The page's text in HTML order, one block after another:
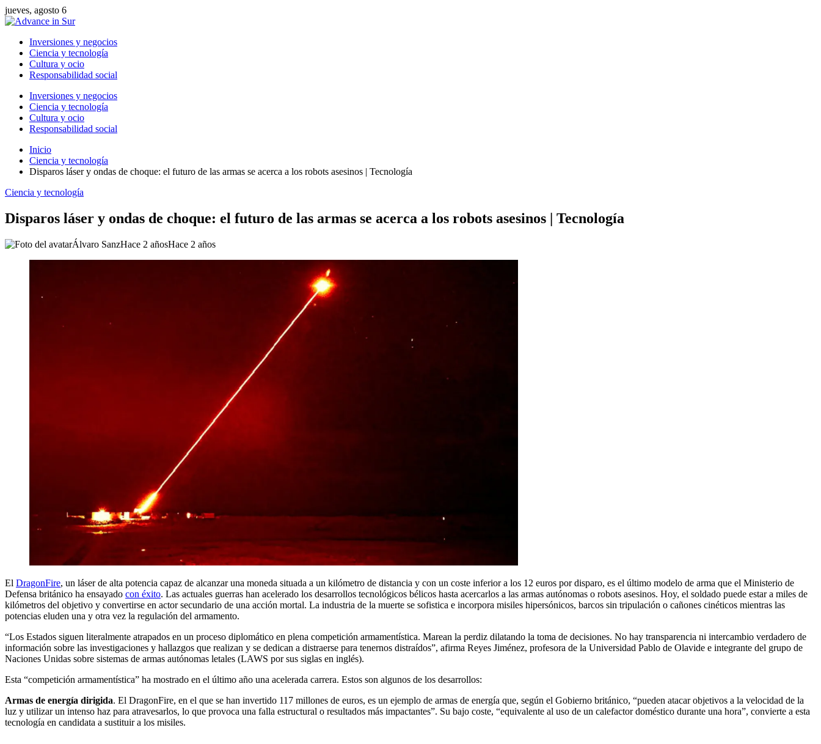
jueves, agosto 6
Inversiones y negocios
Ciencia y tecnología
Cultura y ocio
Responsabilidad social
Inversiones y negocios
Ciencia y tecnología
Cultura y ocio
Responsabilidad social
Inicio
Ciencia y tecnología
Disparos láser y ondas de choque: el futuro de las armas se acerca a los robots asesinos | Tecnología
Ciencia y tecnología
Disparos láser y ondas de choque: el futuro de las armas se acerca a los robots asesinos | Tecnología
Álvaro SanzHace 2 añosHace 2 años
El DragonFire, un láser de alta potencia capaz de alcanzar una moneda situada a un kilómetro de distancia y con un coste inferior a los 12 euros por disparo, es el último modelo de arma que el Ministerio de
Defensa británico ha ensayado con éxito. Las actuales guerras han acelerado los desarrollos tecnológicos bélicos hasta acercarlos a las armas autónomas o robots asesinos. Hoy, el soldado puede estar a miles de
kilómetros del objetivo y convertirse en actor secundario de una acción mortal. La industria de la muerte se sofistica e incorpora misiles hipersónicos, barcos sin tripulación o cañones cinéticos mientras las
potencias eluden una y otra vez la regulación del armamento.
“Los Estados siguen literalmente atrapados en un proceso diplomático en plena competición armamentística. Marean la perdiz dilatando la toma de decisiones. No hay transparencia ni intercambio verdadero de
información sobre las investigaciones y hallazgos que realizan y se dedican a distraerse para tenernos distraídos”, afirma Reyes Jiménez, profesora de la Universidad Pablo de Olavide e integrante del grupo de
Naciones Unidas sobre sistemas de armas autónomas letales (LAWS por sus siglas en inglés).
Esta “competición armamentística” ha mostrado en el último año una acelerada carrera. Estos son algunos de los desarrollos:
Armas de energía dirigida. El DragonFire, en el que se han invertido 117 millones de euros, es un ejemplo de armas de energía que, según el Gobierno británico, “pueden atacar objetivos a la velocidad de la
luz y utilizar un intenso haz para atravesarlos, lo que provoca una falla estructural o resultados más impactantes”. Su bajo coste, “equivalente al uso de un calefactor doméstico durante una hora”, convierte a esta
tecnología en candidata a sustituir a los misiles.